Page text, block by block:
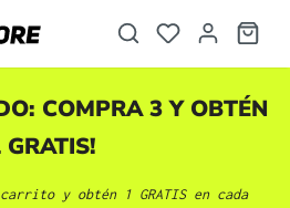
COMPRA 3 Y OBTÉN
GRATIS!
y obtén 1 GRATIS en cada